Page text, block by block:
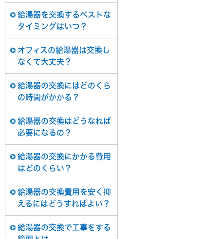
給湯器を交換するベストな
タイミングはいつ？
オフィスの給湯器は交換し
なくて大丈夫？
給湯器の交換にはどのくら
の時間がかかる？
給湯器の交換はどうなれば
必要になるの？
給湯器の交換にかかる費用
はどのくらい？
給湯器の交換費用を安く抑
えるにはどうすればよい？
給湯器の交換で工事をする